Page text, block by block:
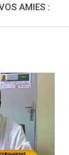
AMIES :